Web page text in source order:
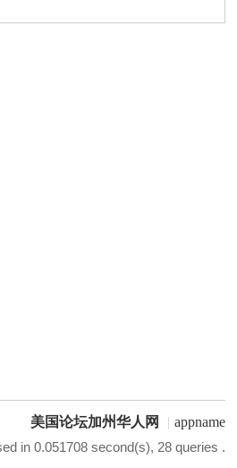
美国论坛加州华人网 | appname
in 0.051708 second(s), 28 queries .